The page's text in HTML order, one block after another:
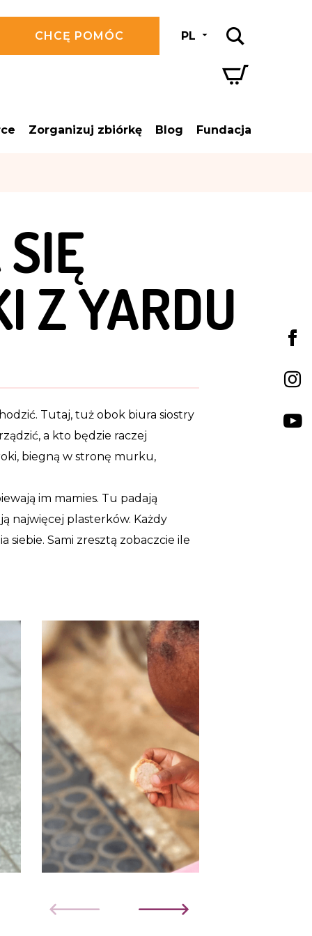
CHCĘ POMÓC PL
Zorganizuj zbiórkę Blog Fundacja
Z YARDU
Tutaj, tuż obok biura siostry
a kto będzie raczej
biegną w stronę murku,
im mamies. Tu padają
najwięcej plasterków. Każdy
siebie. Sami zresztą zobaczcie ile